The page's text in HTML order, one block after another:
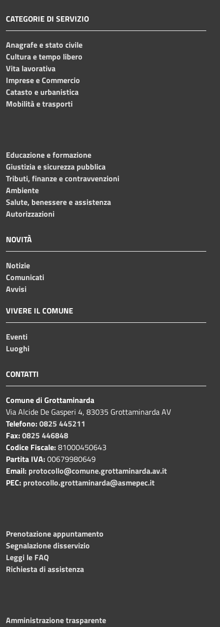
CATEGORIE DI SERVIZIO
Anagrafe e stato civile
Cultura e tempo libero
Vita lavorativa
Imprese e Commercio
Catasto e urbanistica
Mobilità e trasporti
Educazione e formazione
Giustizia e sicurezza pubblica
Tributi, finanze e contravvenzioni
Ambiente
Salute, benessere e assistenza
Autorizzazioni
NOVITÀ
Notizie
Comunicati
Avvisi
VIVERE IL COMUNE
Eventi
Luoghi
CONTATTI
Comune di Grottaminarda
Via Alcide De Gasperi 4, 83035 Grottaminarda AV
Telefono:0825 445211
Fax:0825 446848
Codice Fiscale:81000450643
Partita IVA:00679980649
Email: protocollo@comune.grottaminarda.av.it
PEC: protocollo.grottaminarda@asmepec.it
Prenotazione appuntamento
Segnalazione disservizio
Leggi le FAQ
Richiesta di assistenza
Amministrazione trasparente